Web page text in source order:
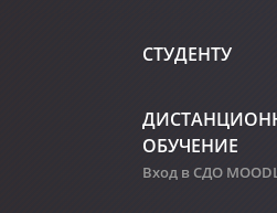
СТУДЕНТУ
ОБУЧЕНИЕ
Вход в СДО